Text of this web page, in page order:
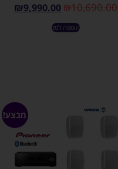
₪10,690.00
₪9,990.00
הוספה לסל
מבצע!